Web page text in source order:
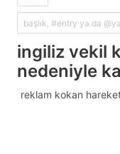
ingiliz vekil
nedeniyle
reklam kokan